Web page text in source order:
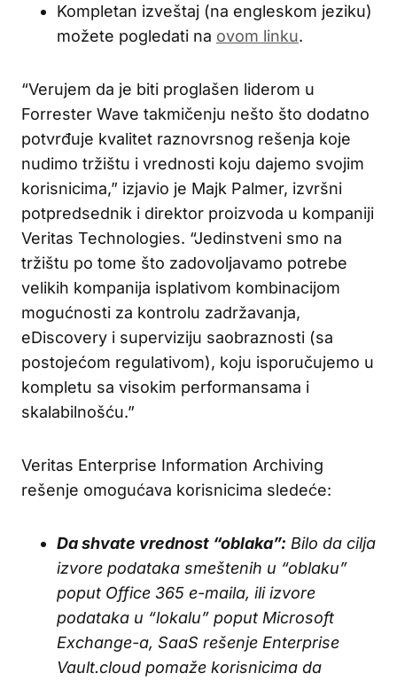
Kompletan izveštaj (na engleskom jeziku)
možete pogledati na ovom linku.
“Verujem da je biti proglašen liderom u
Forrester Wave takmičenju nešto što dodatno
potvrđuje kvalitet raznovrsnog rešenja koje
nudimo tržištu i vrednosti koju dajemo svojim
korisnicima,” izjavio je Majk Palmer, izvršni
potpredsednik i direktor proizvoda u kompaniji
Veritas Technologies. “Jedinstveni smo na
tržištu po tome što zadovoljavamo potrebe
velikih kompanija isplativom kombinacijom
mogućnosti za kontrolu zadržavanja,
eDiscovery i superviziju saobraznosti (sa
postojećom regulativom), koju isporučujemo u
kompletu sa visokim performansama i
skalabilnošću.”
Veritas Enterprise Information Archiving
rešenje omogućava korisnicima sledeće:
Da shvate vrednost “oblaka”: Bilo da cilja
izvore podataka smeštenih u “oblaku”
poput Office 365 e-maila, ili izvore
podataka u “lokalu” poput Microsoft
Exchange-a, SaaS rešenje Enterprise
Vault.cloud pomaže korisnicima da